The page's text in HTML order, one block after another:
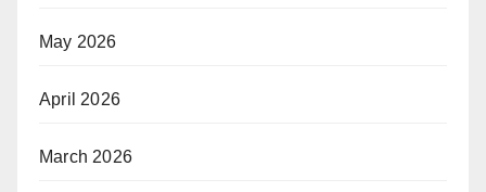
May 2026
April 2026
March 2026